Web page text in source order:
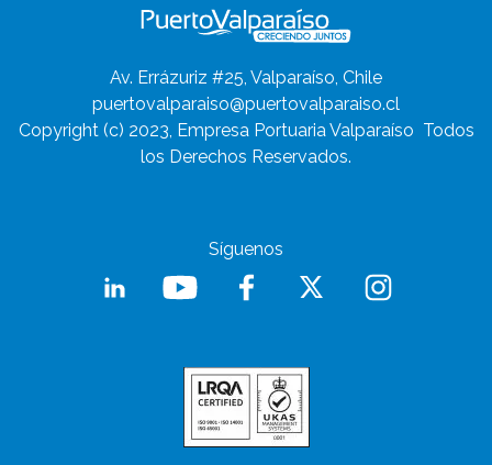
Av. Errázuriz #25, Valparaíso, Chile
puertovalparaiso@puertovalparaiso.cl
Copyright (c) 2023, Empresa Portuaria Valparaíso Todos
los Derechos Reservados.
Síguenos